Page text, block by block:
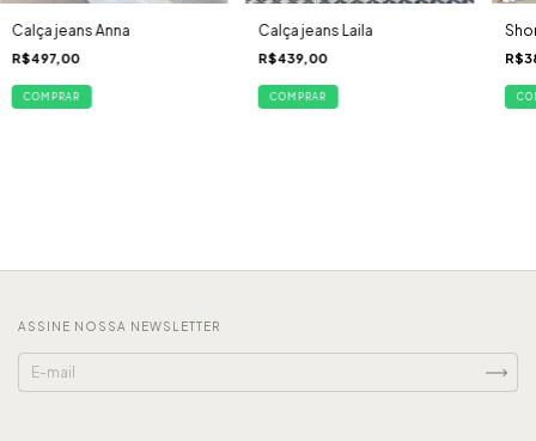
Calça jeans Anna
R$497,00
COMPRAR
Calça jeans Laila
R$439,00
COMPRAR
ASSINE NOSSA NEWSLETTER